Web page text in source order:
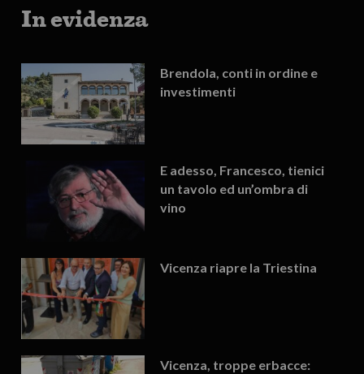
In evidenza
Brendola, conti in ordine e
investimenti
E adesso, Francesco, tienici
un tavolo ed un’ombra di
vino
Vicenza riapre la Triestina
Vicenza, troppe erbacce: